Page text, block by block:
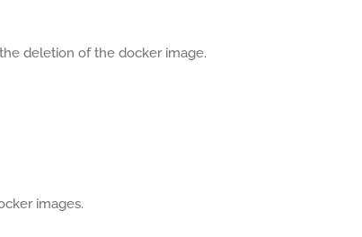
deletion of the docker image.
images.